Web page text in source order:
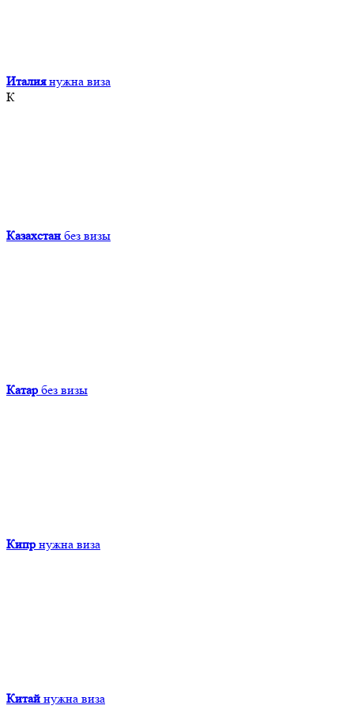
Италия нужна виза
К
Казахстан без визы
Катар без визы
Кипр нужна виза
Китай нужна виза